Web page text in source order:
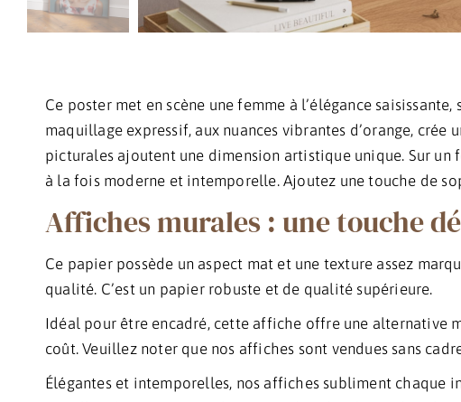
Ce poster met en scène une femme à l’élégance
maquillage expressif, aux nuances vibrantes d’orange,
picturales ajoutent une dimension artistique unique. Sur un
à la fois moderne et intemporelle. Ajoutez une touche de
Affiches murales : une touche
Ce papier possède un aspect mat et une texture assez
qualité. C’est un papier robuste et de qualité supérieure.
Idéal pour être encadré, cette affiche offre une alternative
coût. Veuillez noter que nos affiches sont vendues sans
Élégantes et intemporelles, nos affiches subliment chaque